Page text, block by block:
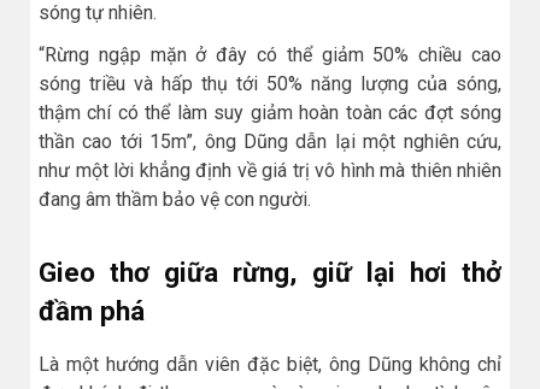
sóng tự nhiên.
“Rừng ngập mặn ở đây có thể giảm 50% chiều cao
sóng triều và hấp thụ tới 50% năng lượng của sóng,
thậm chí có thể làm suy giảm hoàn toàn các đợt sóng
thần cao tới 15m”, ông Dũng dẫn lại một nghiên cứu,
như một lời khẳng định về giá trị vô hình mà thiên nhiên
đang âm thầm bảo vệ con người.
Gieo thơ giữa rừng, giữ lại hơi thở
đầm phá
Là một hướng dẫn viên đặc biệt, ông Dũng không chỉ